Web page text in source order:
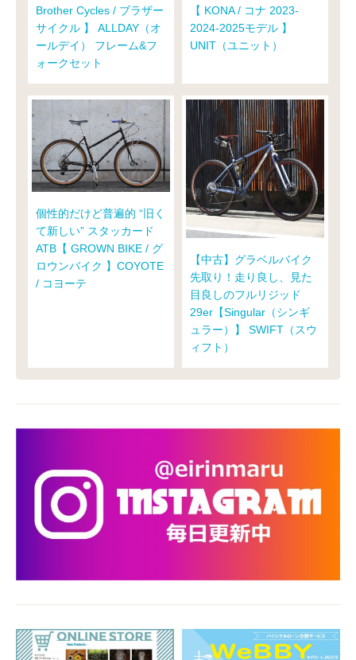
Brother Cycles / ブラザー
サイクル 】 ALLDAY（オ
ールデイ） フレーム&フ
ォークセット
【 KONA / コナ 2023-
2024-2025モデル 】
UNIT（ユニット）
個性的だけど普遍的 “旧く
て新しい” スタッカード
ATB【 GROWN BIKE / グ
ロウンバイク 】COYOTE
/ コヨーテ
【中古】グラベルバイク
先取り！走り良し、見た
目良しのフルリジッド
29er【Singular（シンギ
ュラー）】 SWIFT（スウ
ィフト）